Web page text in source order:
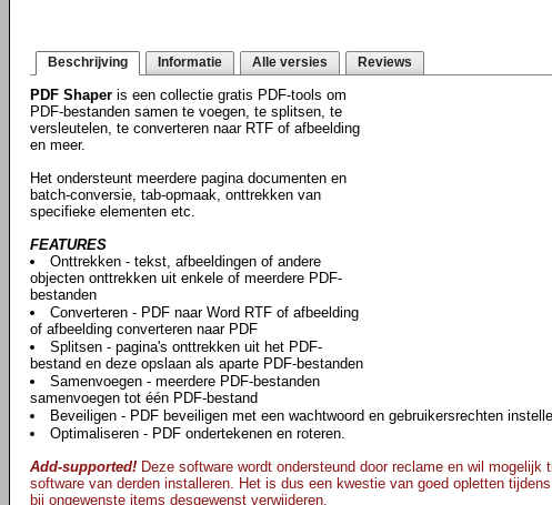
Beschrijving Informatie Alle versies Reviews
PDF Shaper is een collectie gratis PDF-tools om
PDF-bestanden samen te voegen, te splitsen, te
versleutelen, te converteren naar RTF of afbeelding
en meer.
Het ondersteunt meerdere pagina documenten en
batch-conversie, tab-opmaak, onttrekken van
specifieke elementen etc.
FEATURES
Onttrekken - tekst, afbeeldingen of andere
objecten onttrekken uit enkele of meerdere PDF-
bestanden
Converteren - PDF naar Word RTF of afbeelding
of afbeelding converteren naar PDF
Splitsen - pagina's onttrekken uit het PDF-
bestand en deze opslaan als aparte PDF-bestanden
Samenvoegen - meerdere PDF-bestanden
samenvoegen tot één PDF-bestand
Beveiligen - PDF beveiligen met een wachtwoord en gebruikersrechten
Optimaliseren - PDF ondertekenen en roteren.
Add-supported! Deze software wordt ondersteund door reclame en wil mogelijk
software van derden installeren. Het is dus een kwestie van goed opletten
bij ongewenste items desgewenst verwijderen.